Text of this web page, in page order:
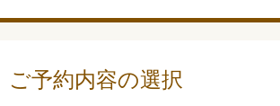
ご予約内容の選択